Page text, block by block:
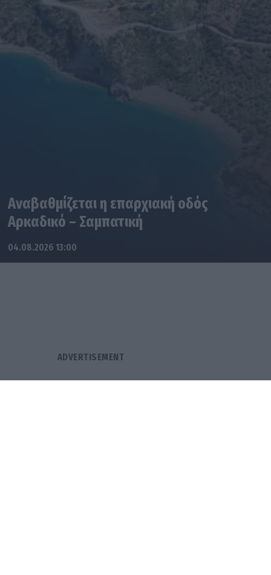
Αναβαθμίζεται η επαρχιακή οδός
Αρκαδικό – Σαμπατική
04.08.2026 13:00